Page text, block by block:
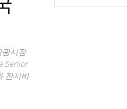
광시장
Senior
잔지바